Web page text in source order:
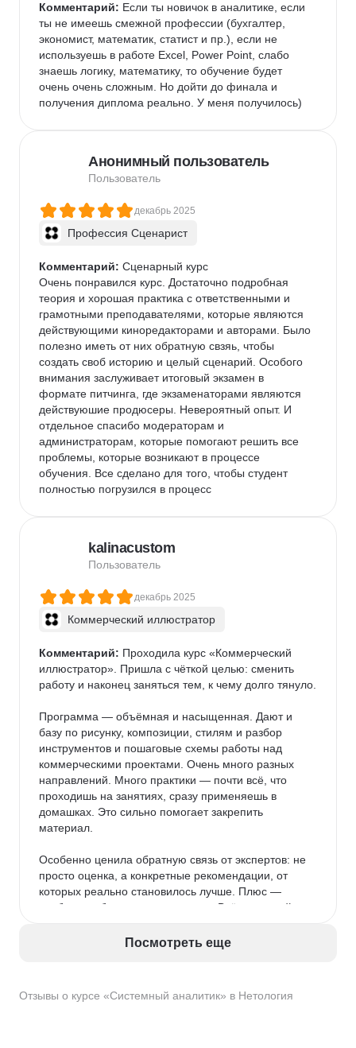
Отзывы о курсе «Системный аналитик» в Нетология
Комментарий: Если ты новичок в аналитике, если
ты не имеешь смежной профессии (бухгалтер,
экономист, математик, статист и пр.), если не
используешь в работе Excel, Power Point, слабо
знаешь логику, математику, то обучение будет
очень очень сложным. Но дойти до финала и
получения диплома реально. У меня получилось)
Анонимный пользователь
Пользователь
декабрь 2025
Профессия Сценарист
Комментарий: Сценарный курс
Очень понравился курс. Достаточно подробная
теория и хорошая практика с ответственными и
грамотными преподавателями, которые являются
действующими киноредакторами и авторами. Было
полезно иметь от них обратную свзяь, чтобы
создать своб историю и целый сценарий. Особого
внимания заслуживает итоговый экзамен в
формате питчинга, где экзаменаторами являются
действуюшие продюсеры. Невероятный опыт. И
отдельное спасибо модераторам и
администраторам, которые помогают решить все
проблемы, которые возникают в процессе
обучения. Все сделано для того, чтобы студент
полностью погрузился в процесс
kalinacustom
Пользователь
декабрь 2025
Коммерческий иллюстратор
Комментарий: Проходила курс «Коммерческий
иллюстратор». Пришла с чёткой целью: сменить
работу и наконец заняться тем, к чему долго тянуло.
Программа — объёмная и насыщенная. Дают и
базу по рисунку, композиции, стилям и разбор
инструментов и пошаговые схемы работы над
коммерческими проектами. Очень много разных
направлений. Много практики — почти всё, что
проходишь на занятиях, сразу применяешь в
домашках. Это сильно помогает закрепить
материал.
Особенно ценила обратную связь от экспертов: не
просто оценка, а конкретные рекомендации, от
которых реально становилось лучше. Плюс —
удобное мобильное приложение. Всё под рукой:
впереди. Да и выглядит приятно — не ломает глаз.
гораздо продуманнее и удобнее.
Посмотреть еще